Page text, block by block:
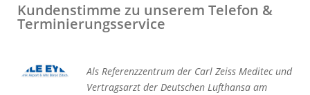
Kundenstimme zu unserem Telefon &
Terminierungsservice
Als Referenzzentrum der Carl Zeiss Meditec und
Vertragsarzt der Deutschen Lufthansa am